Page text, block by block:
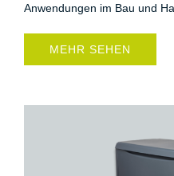
Anwendungen im Bau und
MEHR SEHEN